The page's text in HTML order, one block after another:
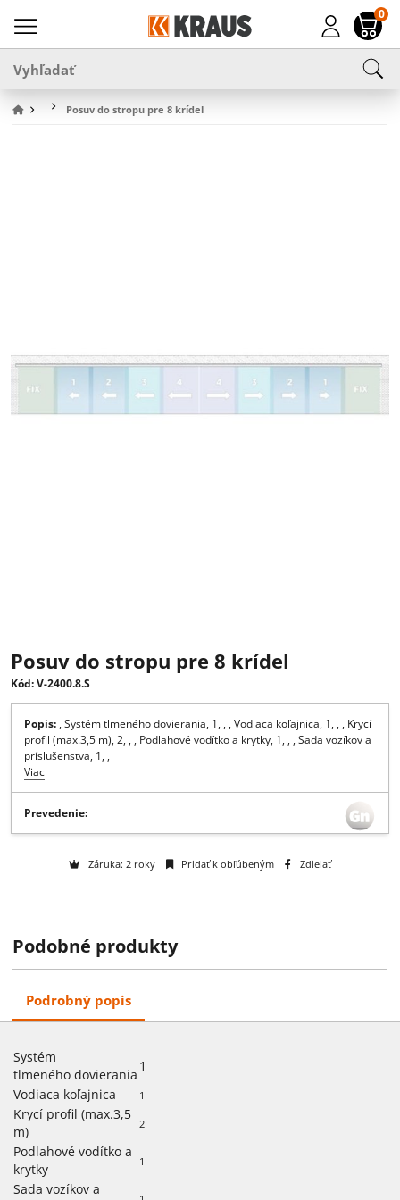
0
Posuv do stropu pre 8 krídel
Posuv do stropu pre 8 krídel
Kód: V-2400.8.S
, Systém tlmeného dovierania, 1, , , Vodiaca koľajnica, 1, , ,
profil (max.3,5 m), 2, , , Podlahové vodítko a krytky, 1, , , Sada
príslušenstva, 1, ,
Záruka: 2 roky
Podobné produkty
Podrobný popis
Systém
tlmeného dovierania
1
Vodiaca koľajnica
1
Krycí profil (max.3,5
m)
2
Podlahové vodítko a
krytky
1
Sada vozíkov a